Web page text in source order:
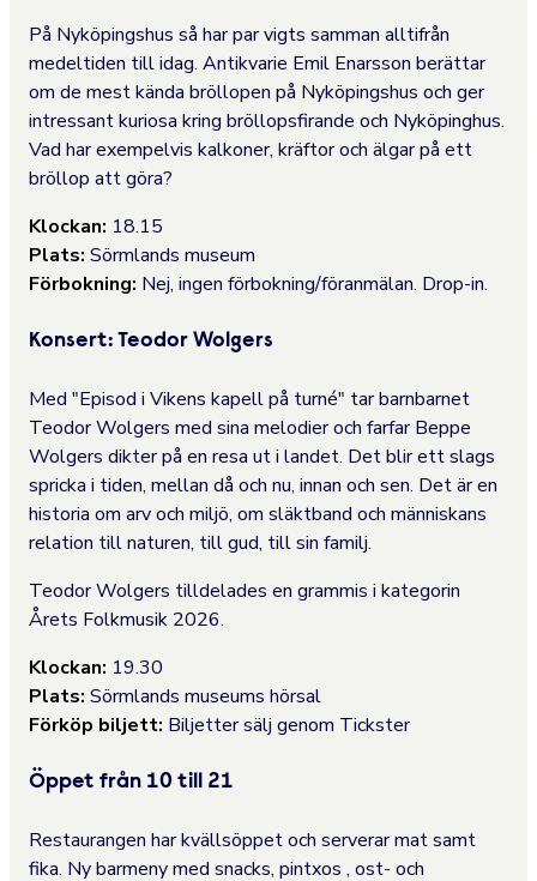
På Nyköpingshus så har par vigts samman alltifrån
medeltiden till idag. Antikvarie Emil Enarsson berättar
om de mest kända bröllopen på Nyköpingshus och ger
intressant kuriosa kring bröllopsfirande och Nyköpinghus.
Vad har exempelvis kalkoner, kräftor och älgar på ett
bröllop att göra?
Klockan: 18.15
Plats: Sörmlands museum
Förbokning: Nej, ingen förbokning/föranmälan. Drop-in.
Konsert: Teodor Wolgers
Med "Episod i Vikens kapell på turné" tar barnbarnet
Teodor Wolgers med sina melodier och farfar Beppe
Wolgers dikter på en resa ut i landet. Det blir ett slags
spricka i tiden, mellan då och nu, innan och sen. Det är en
historia om arv och miljö, om släktband och människans
relation till naturen, till gud, till sin familj.
Teodor Wolgers tilldelades en grammis i kategorin
Årets Folkmusik 2026.
Klockan: 19.30
Plats: Sörmlands museums hörsal
Förköp biljett: Biljetter sälj genom Tickster
Öppet från 10 till 21
Restaurangen har kvällsöppet och serverar mat samt
fika. Ny barmeny med snacks, pintxos , ost- och